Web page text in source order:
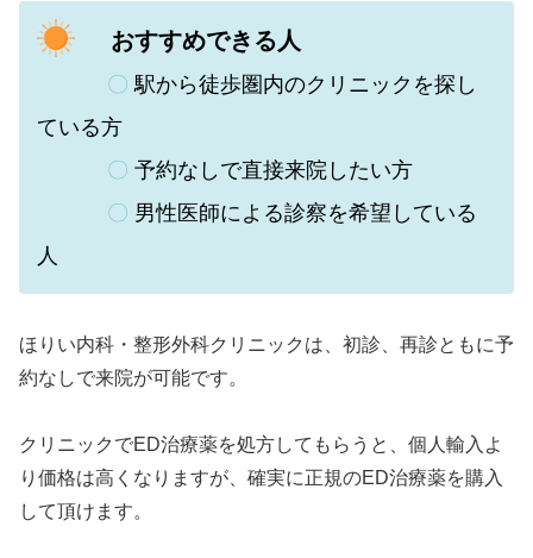
おすすめできる人
〇 駅から徒歩圏内のクリニックを探し
ている方
〇 予約なしで直接来院したい方
〇 男性医師による診察を希望している
人
ほりい内科・整形外科クリニックは、 初診、再診ともに予
約なしで来院が可能です。
クリニックでED治療薬を処方してもらうと、個人輸入よ
り価格は高くなりますが、確実に正規のED治療薬を購入
して頂けます。